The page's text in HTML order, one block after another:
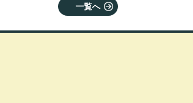
一覧へ